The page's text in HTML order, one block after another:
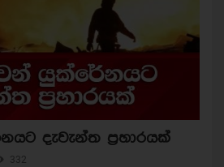
දැවැන්ත ප්‍රහාරයක්
332